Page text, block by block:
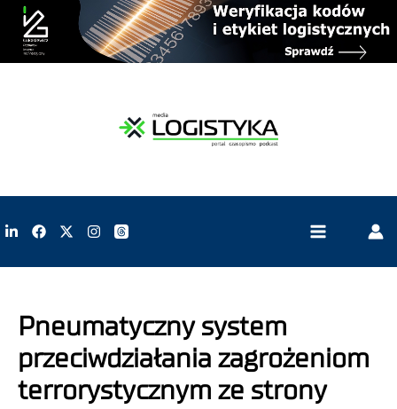
Pneumatyczny system
przeciwdziałania zagrożeniom
terrorystycznym ze strony